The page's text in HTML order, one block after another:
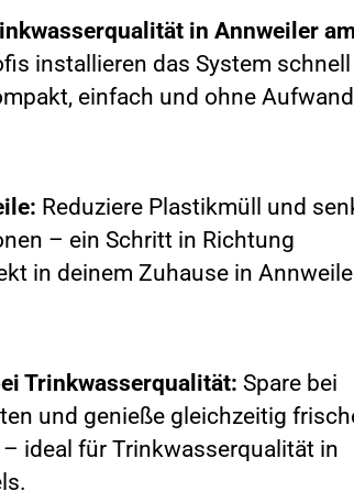
in Annweiler
installieren das System
einfach und ohne Aufwand
Reduziere Plastikmüll und
– ein Schritt in Richtung
in deinem Zuhause in
Trinkwasserqualität: Spare bei
und genieße gleichzeitig
ideal für Trinkwasserqualität in